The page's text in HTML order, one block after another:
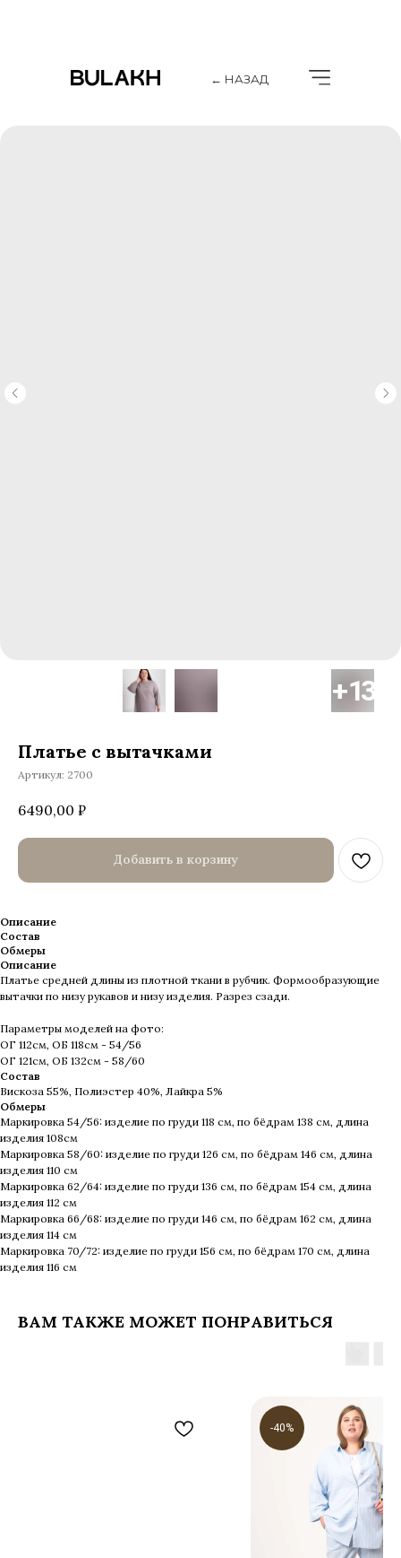
← НАЗАД
Платье с вытачками
Артикул: 2700
6490,00 ₽
Добавить в корзину
Описание
Состав
Обмеры
Описание
Платье средней длины из плотной ткани в рубчик. Формообразующие
вытачки по низу рукавов и низу изделия. Разрез сзади.
Параметры моделей на фото:
ОГ 112см, ОБ 118см - 54/56
ОГ 121см, ОБ 132см - 58/60
Состав
Вискоза 55%, Полиэстер 40%, Лайкра 5%
Обмеры
Маркировка 54/56: изделие по груди 118 см, по бёдрам 138 см, длина
изделия 108см
Маркировка 58/60: изделие по груди 126 см, по бёдрам 146 см, длина
изделия 110 см
Маркировка 62/64: изделие по груди 136 см, по бёдрам 154 см, длина
изделия 112 см
Маркировка 66/68: изделие по груди 146 см, по бёдрам 162 см, длина
изделия 114 см
Маркировка 70/72: изделие по груди 156 см, по бёдрам 170 см, длина
изделия 116 см
ВАМ ТАКЖЕ МОЖЕТ ПОНРАВИТЬСЯ
-40%